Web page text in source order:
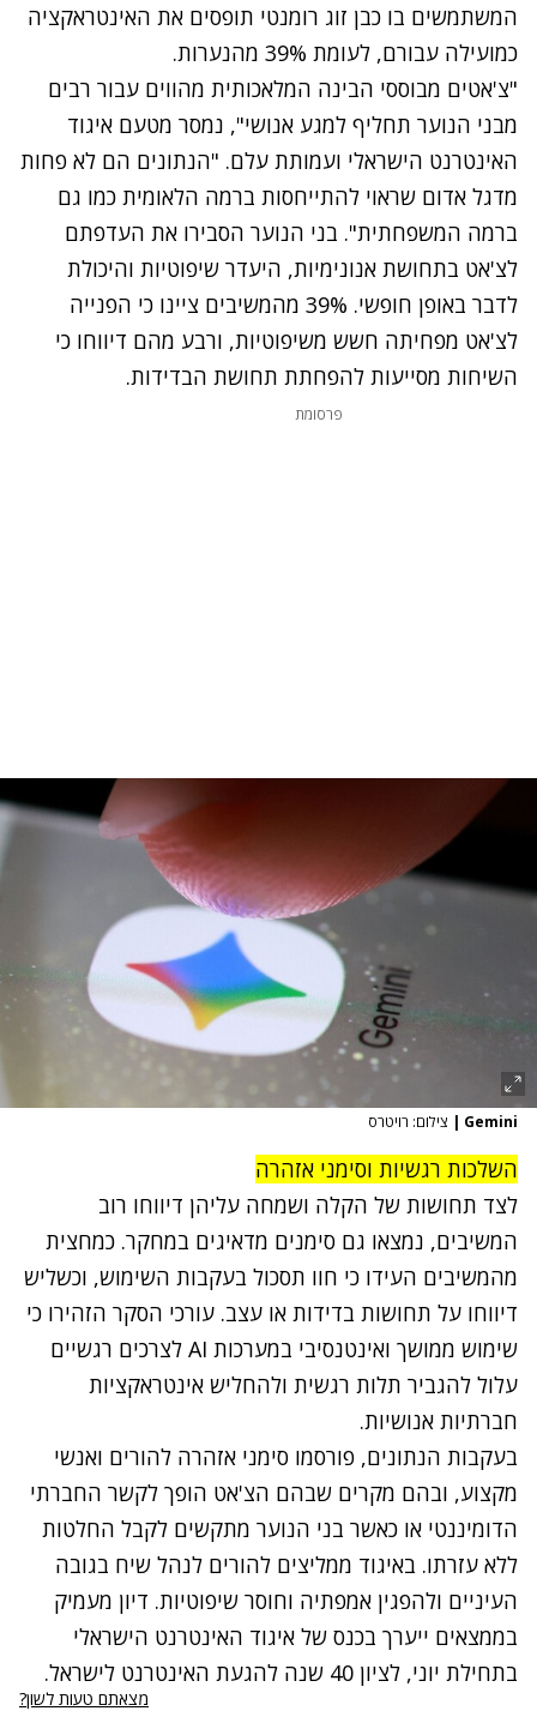
המשתמשים בו כבן זוג רומנטי תופסים את האינטראקציה
כמועילה עבורם, לעומת 39% מהנערות.
"צ'אטים מבוססי הבינה המלאכותית מהווים עבור רבים
מבני הנוער תחליף למגע אנושי", נמסר מטעם איגוד
האינטרנט הישראלי ועמותת עלם. "הנתונים הם לא פחות
מדגל אדום שראוי להתייחסות ברמה הלאומית כמו גם
ברמה המשפחתית". בני הנוער הסבירו את העדפתם
לצ'אט בתחושת אנונימיות, היעדר שיפוטיות והיכולת
לדבר באופן חופשי. 39% מהמשיבים ציינו כי הפנייה
לצ'אט מפחיתה חשש משיפוטיות, ורבע מהם דיווחו כי
השיחות מסייעות להפחתת תחושת הבדידות.
פרסומת
Gemini
| צילום: רויטרס
השלכות רגשיות וסימני אזהרה
לצד תחושות של הקלה ושמחה עליהן דיווחו רוב
המשיבים, נמצאו גם סימנים מדאיגים במחקר. כמחצית
מהמשיבים העידו כי חוו תסכול בעקבות השימוש, וכשליש
דיווחו על תחושות בדידות או עצב. עורכי הסקר הזהירו כי
שימוש ממושך ואינטנסיבי במערכות AI לצרכים רגשיים
עלול להגביר תלות רגשית ולהחליש אינטראקציות
חברתיות אנושיות.
בעקבות הנתונים, פורסמו סימני אזהרה להורים ואנשי
מקצוע, ובהם מקרים שבהם הצ'אט הופך לקשר החברתי
הדומיננטי או כאשר בני הנוער מתקשים לקבל החלטות
ללא עזרתו. באיגוד ממליצים להורים לנהל שיח בגובה
העיניים ולהפגין אמפתיה וחוסר שיפוטיות. דיון מעמיק
בממצאים ייערך בכנס של איגוד האינטרנט הישראלי
בתחילת יוני, לציון 40 שנה להגעת האינטרנט לישראל.
מצאתם טעות לשון?